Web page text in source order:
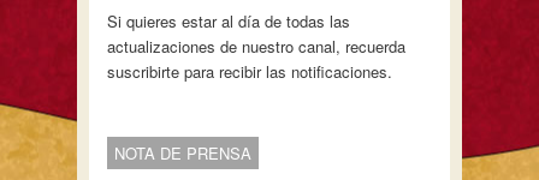
Si quieres estar al día de todas las
actualizaciones de nuestro canal, recuerda
suscribirte para recibir las notificaciones.
NOTA DE PRENSA